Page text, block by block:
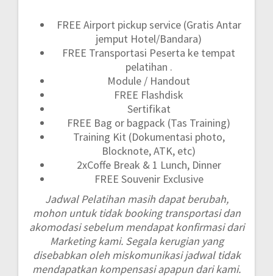
FREE Airport pickup service (Gratis Antar
jemput Hotel/Bandara)
FREE Transportasi Peserta ke tempat
pelatihan .
Module / Handout
FREE Flashdisk
Sertifikat
FREE Bag or bagpack (Tas Training)
Training Kit (Dokumentasi photo,
Blocknote, ATK, etc)
2xCoffe Break & 1 Lunch, Dinner
FREE Souvenir Exclusive
Jadwal Pelatihan masih dapat berubah,
mohon untuk tidak booking transportasi dan
akomodasi sebelum mendapat konfirmasi dari
Marketing kami. Segala kerugian yang
disebabkan oleh miskomunikasi jadwal tidak
mendapatkan kompensasi apapun dari kami.